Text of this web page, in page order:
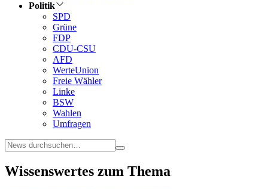
Politik
SPD
Grüne
FDP
CDU-CSU
AFD
WerteUnion
Freie Wähler
Linke
BSW
Wahlen
Umfragen
Wissenswertes zum Thema